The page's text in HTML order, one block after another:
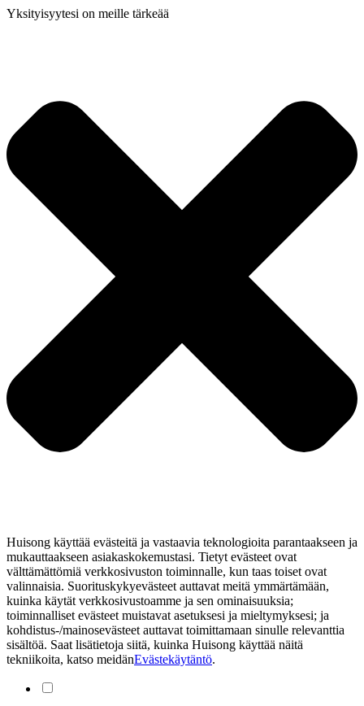
Yksityisyytesi on meille tärkeää
Huisong käyttää evästeitä ja vastaavia teknologioita parantaakseen ja
mukauttaakseen asiakaskokemustasi. Tietyt evästeet ovat
välttämättömiä verkkosivuston toiminnalle, kun taas toiset ovat
valinnaisia. Suorituskykyevästeet auttavat meitä ymmärtämään,
kuinka käytät verkkosivustoamme ja sen ominaisuuksia;
toiminnalliset evästeet muistavat asetuksesi ja mieltymyksesi; ja
kohdistus-/mainosevästeet auttavat toimittamaan sinulle relevanttia
sisältöä. Saat lisätietoja siitä, kuinka Huisong käyttää näitä
tekniikoita, katso meidänEvästekäytäntö.